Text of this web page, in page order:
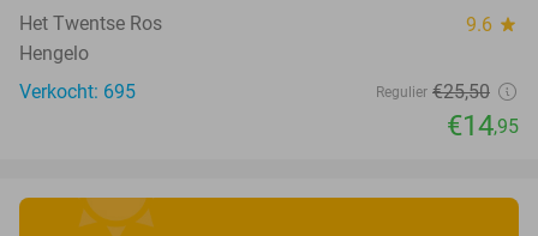
Het Twentse Ros 9.6 star
Hengelo
Verkocht: 695
Regulier €25,50
€14,95